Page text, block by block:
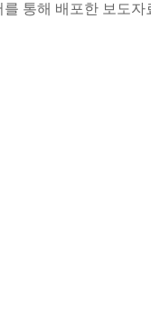
를 통해 배포한 보도